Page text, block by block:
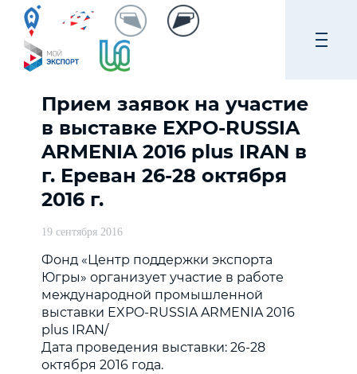
Прием заявок на участие
в выставке EXPO-RUSSIA
ARMENIA 2016 plus IRAN в
г. Ереван 26-28 октября
2016 г.
19 сентября 2016
Фонд «Центр поддержки экспорта
Югры» организует участие в работе
международной промышленной
выставки EXPO-RUSSIA ARMENIA 2016
plus IRAN/
Дата проведения выставки: 26-28
октября 2016 года.